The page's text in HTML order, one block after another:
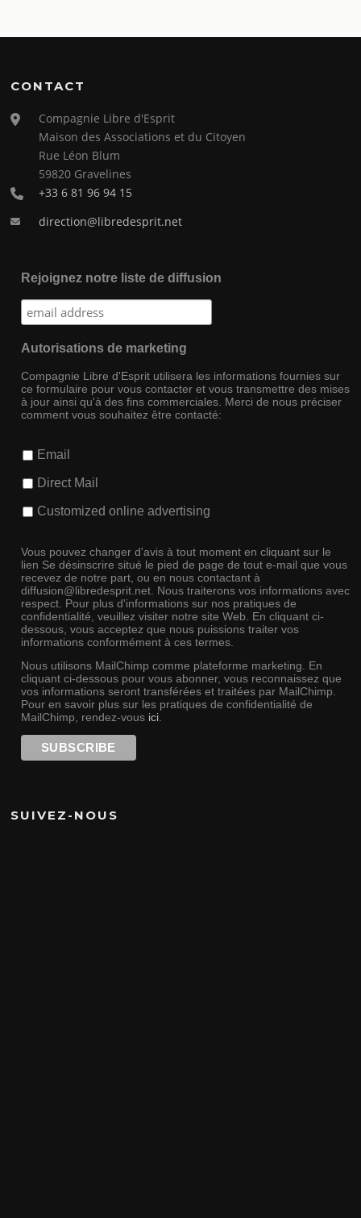
CONTACT
Compagnie Libre d'Esprit
Maison des Associations et du Citoyen
Rue Léon Blum
59820 Gravelines
+33 6 81 96 94 15
direction@libredesprit.net
Rejoignez notre liste de diffusion
Autorisations de marketing
Compagnie Libre d'Esprit utilisera les informations fournies sur
ce formulaire pour vous contacter et vous transmettre des mises
à jour ainsi qu'à des fins commerciales. Merci de nous préciser
comment vous souhaitez être contacté:
Email
Direct Mail
Customized online advertising
Vous pouvez changer d'avis à tout moment en cliquant sur le
lien Se désinscrire situé le pied de page de tout e-mail que vous
recevez de notre part, ou en nous contactant à
diffusion@libredesprit.net. Nous traiterons vos informations avec
respect. Pour plus d'informations sur nos pratiques de
confidentialité, veuillez visiter notre site Web. En cliquant ci-
dessous, vous acceptez que nous puissions traiter vos
informations conformément à ces termes.
Nous utilisons MailChimp comme plateforme marketing. En
cliquant ci-dessous pour vous abonner, vous reconnaissez que
vos informations seront transférées et traitées par MailChimp.
Pour en savoir plus sur les pratiques de confidentialité de
MailChimp, rendez-vous ici.
SUIVEZ-NOUS